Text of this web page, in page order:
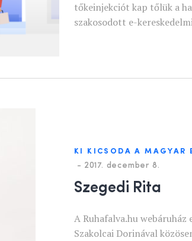
tőkeinjekciót kap tőlük a
szakosodott e-
KI KICSODA A MAGYAR
- 2017. december 8.
Szegedi Rita
A Ruhafalva.hu
Szakolcai Dorinával